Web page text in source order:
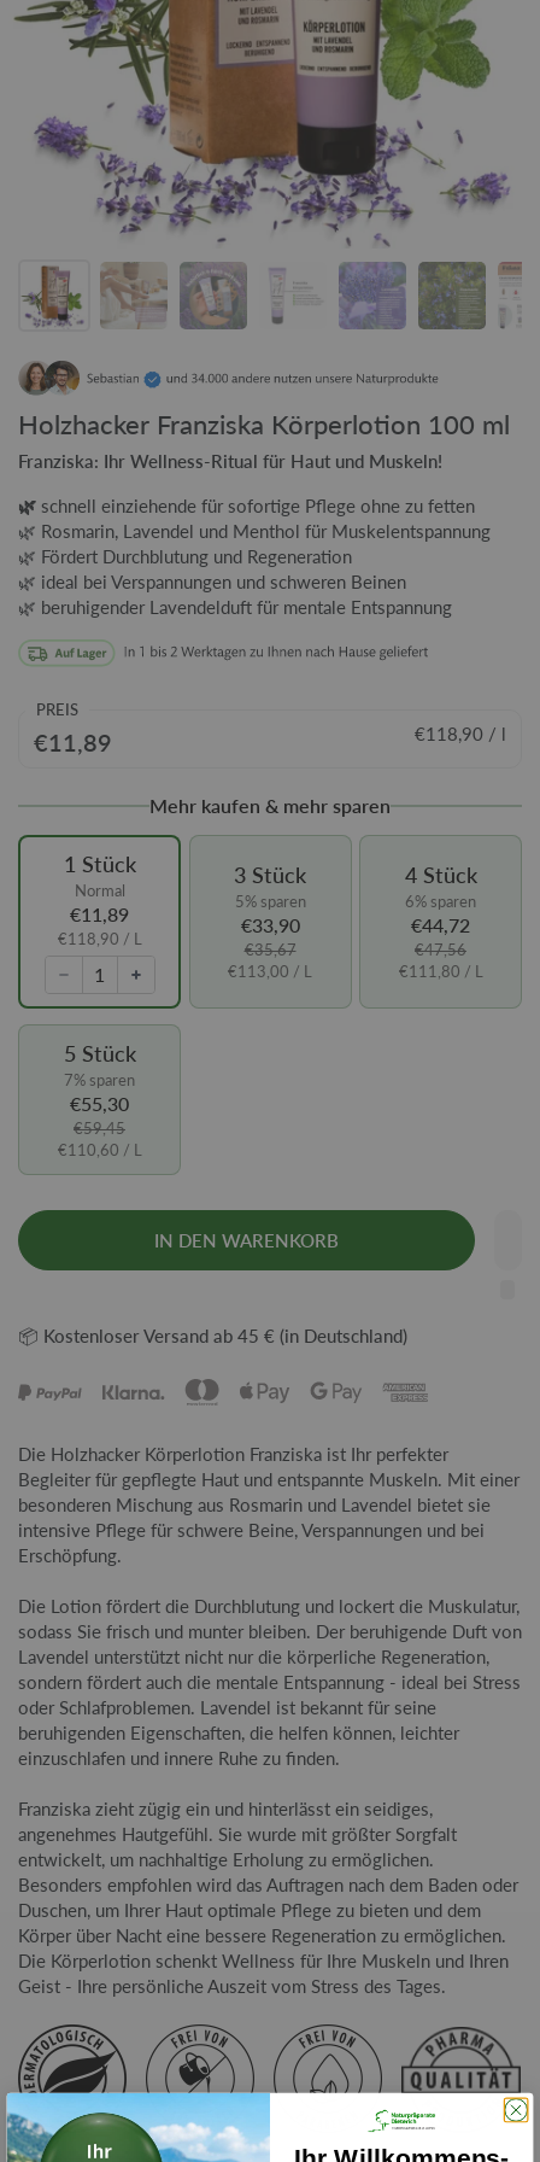
Holzhacker Franziska Körperlotion 100 ml
Franziska: Ihr Wellness-Ritual für Haut und Muskeln!
🌿 schnell einziehende für sofortige Pflege ohne zu fetten
🌿 Rosmarin, Lavendel und Menthol für Muskelentspannung
🌿 Fördert Durchblutung und Regeneration
🌿 ideal bei Verspannungen und schweren Beinen
🌿 beruhigender Lavendelduft für mentale Entspannung
PREIS
€11,89 €118,90 / l
Mehr kaufen & mehr sparen
1 Stück
Normal
€11,89
€118,90 / L
3 Stück
5% sparen
€33,90
€35,67
€113,00 / L
4 Stück
6% sparen
€44,72
€47,56
€111,80 / L
5 Stück
7% sparen
€55,30
€59,45
€110,60 / L
IN DEN WARENKORB
📦 Kostenloser Versand ab 45 € (in Deutschland)
Die Holzhacker Körperlotion Franziska ist Ihr perfekter
Begleiter für gepflegte Haut und entspannte Muskeln. Mit einer
besonderen Mischung aus Rosmarin und Lavendel bietet sie
intensive Pflege für schwere Beine, Verspannungen und bei
Erschöpfung.
Die Lotion fördert die Durchblutung und lockert die Muskulatur,
sodass Sie frisch und munter bleiben. Der beruhigende Duft von
Lavendel unterstützt nicht nur die körperliche Regeneration,
sondern fördert auch die mentale Entspannung - ideal bei Stress
oder Schlafproblemen. Lavendel ist bekannt für seine
beruhigenden Eigenschaften, die helfen können, leichter
einzuschlafen und innere Ruhe zu finden.
Franziska zieht zügig ein und hinterlässt ein seidiges,
angenehmes Hautgefühl. Sie wurde mit größter Sorgfalt
entwickelt, um nachhaltige Erholung zu ermöglichen.
Besonders empfohlen wird das Auftragen nach dem Baden oder
Duschen, um Ihrer Haut optimale Pflege zu bieten und dem
Körper über Nacht eine bessere Regeneration zu ermöglichen.
Die Körperlotion schenkt Wellness für Ihre Muskeln und Ihren
Geist - Ihre persönliche Auszeit vom Stress des Tages.